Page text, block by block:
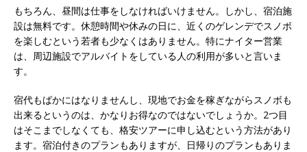
もちろん、昼間は仕事をしなければいけません。しかし、宿泊施
設は無料です。休憩時間や休みの日に、近くのゲレンデでスノボ
を楽しむという若者も少なくはありません。特にナイター営業
は、周辺施設でアルバイトをしている人の利用が多いと言いま
す。
宿代もばかにはなりませんし、現地でお金を稼ぎながらスノボも
出来るというのは、かなりお得なのではないでしょうか。2つ目
はそこまでしなくても、格安ツアーに申し込むという方法があり
ます。宿泊付きのプランもありますが、日帰りのプランもありま